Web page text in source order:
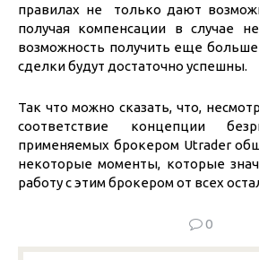
правилах не только дают
получая компенсации в случае
возможность получить еще больше
сделки будут достаточно успешны.
Так что можно сказать, что,
соответствие концепции
применяемых брокером Utrader
некоторые моменты, которые
работу с этим брокером от всех
0